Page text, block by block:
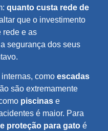
quanto custa rede de
que o investimento
rede e as
segurança dos seus
como escadas
são extremamente
piscinas e
é maior. Para
proteção para gato é